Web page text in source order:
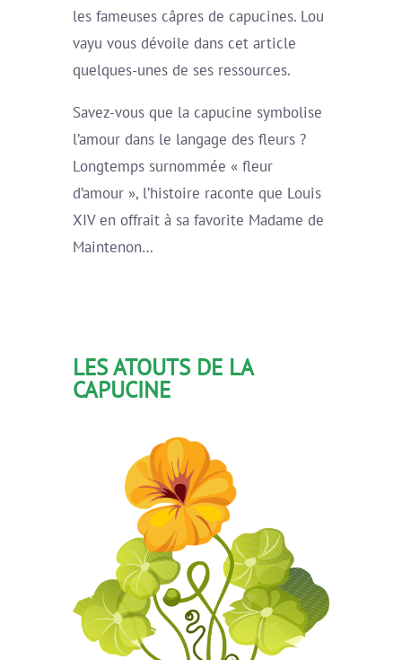
les fameuses câpres de capucines. Lou
vayu vous dévoile dans cet article
quelques-unes de ses ressources.
Savez-vous que la capucine symbolise
l’amour dans le langage des fleurs ?
Longtemps surnommée « fleur
d’amour », l’histoire raconte que Louis
XIV en offrait à sa favorite Madame de
Maintenon…
LES ATOUTS DE LA
CAPUCINE